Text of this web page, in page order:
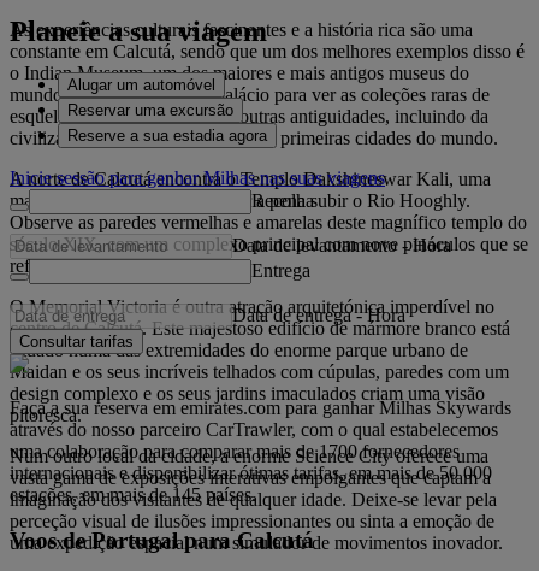
As experiências culturais fascinantes e a história rica são uma
constante em Calcutá, sendo que um dos melhores exemplos disso é
o Indian Museum, um dos maiores e mais antigos museus do
mundo. Visite este enorme palácio para ver as coleções raras de
esqueletos, pinturas Mughal e outras antiguidades, incluindo da
civilização Mohenjo-daro, uma das primeiras cidades do mundo.
A norte de Calcutá encontra o Templo Dakshineswar Kali, uma
magnífica atração que fará valer a pena subir o Rio Hooghly.
Observe as paredes vermelhas e amarelas deste magnífico templo do
século XIX, com um complexo principal com nove pináculos que se
refletem no rio.
O Memorial Victoria é outra atração arquitetónica imperdível no
centro de Calcutá. Este majestoso edifício de mármore branco está
situado numa das extremidades do enorme parque urbano de
Maidan e os seus incríveis telhados com cúpulas, paredes com um
design complexo e os seus jardins imaculados criam uma visão
pitoresca.
Num outro local da cidade, a enorme Science City oferece uma
vasta gama de exposições interativas empolgantes que captam a
imaginação dos visitantes de qualquer idade. Deixe-se levar pela
perceção visual de ilusões impressionantes ou sinta a emoção de
uma expedição espacial num simulador de movimentos inovador.
Planeie a sua viagem
Alugar um automóvel
Reservar uma excursão
Reserve a sua estadia agora
Inicie sessão para ganhar Milhas nas suas viagens
Recolha
Data de levantamento - Hora
Entrega
Data de entrega - Hora
Consultar tarifas
Faça a sua reserva em emirates.com para ganhar Milhas Skywards
através do nosso parceiro CarTrawler, com o qual estabelecemos
uma colaboração para comparar mais de 1700 fornecedores
internacionais e disponibilizar ótimas tarifas, em mais de 50 000
estações, em mais de 145 países.
Voos de Portugal para Calcutá